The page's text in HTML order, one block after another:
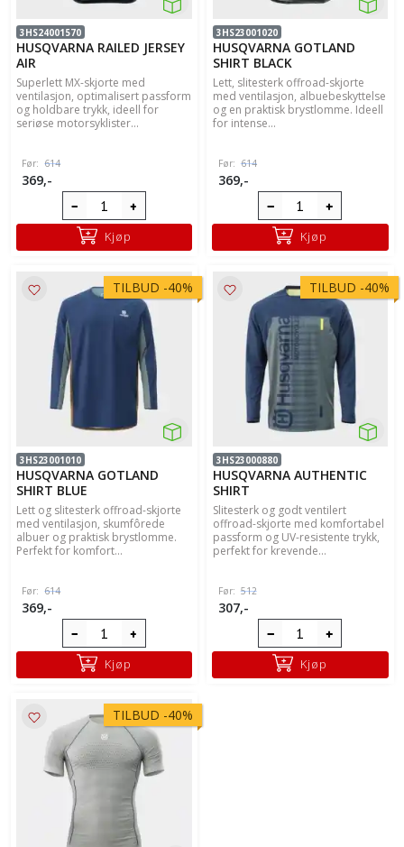
3HS24001570
HUSQVARNA RAILED JERSEY
AIR
Superlett MX-skjorte med
ventilasjon, optimalisert passform
og holdbare trykk, ideell for
seriøse motorsyklister...
Før: 614
369,-
Kjøp
3HS23001020
HUSQVARNA GOTLAND
SHIRT BLACK
Lett, slitesterk offroad-skjorte
med ventilasjon, albuebeskyttelse
og en praktisk brystlomme. Ideell
for intense...
Før: 614
369,-
Kjøp
TILBUD -40%
3HS23001010
HUSQVARNA GOTLAND
SHIRT BLUE
Lett og slitesterk offroad-skjorte
med ventilasjon, skumfôrede
albuer og praktisk brystlomme.
Perfekt for komfort...
Før: 614
369,-
Kjøp
TILBUD -40%
3HS23000880
HUSQVARNA AUTHENTIC
SHIRT
Slitesterk og godt ventilert
offroad-skjorte med komfortabel
passform og UV-resistente trykk,
perfekt for krevende...
Før: 512
307,-
Kjøp
TILBUD -40%